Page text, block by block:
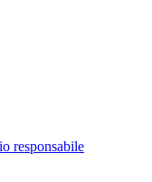
responsabile